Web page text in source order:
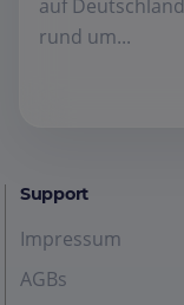
auf
rund um...
Support
Impressum
AGBs